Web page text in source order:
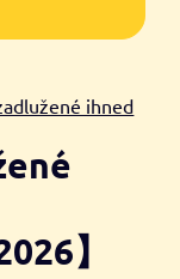
ihned
】